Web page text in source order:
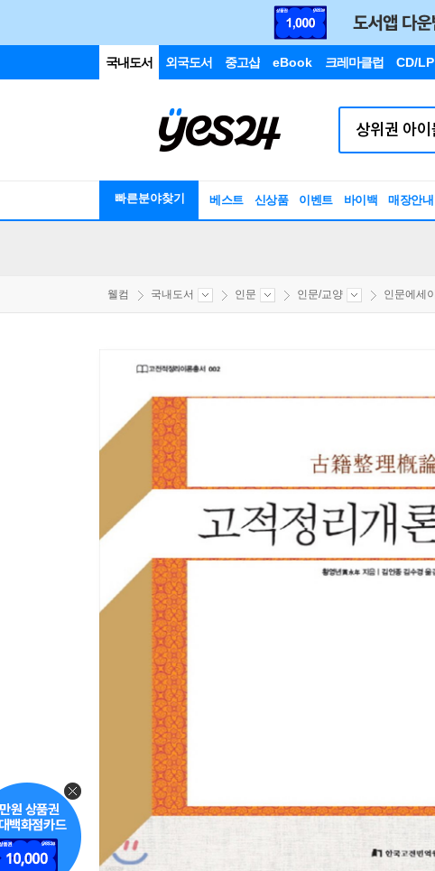
국내도서 외국도서 중고샵 eBook 크레마클럽 CD/LP
빠른분야찾기 베스트 신상품 이벤트 바이백 매장안내
웰컴 국내도서 인문 인문/교양 인문에세이